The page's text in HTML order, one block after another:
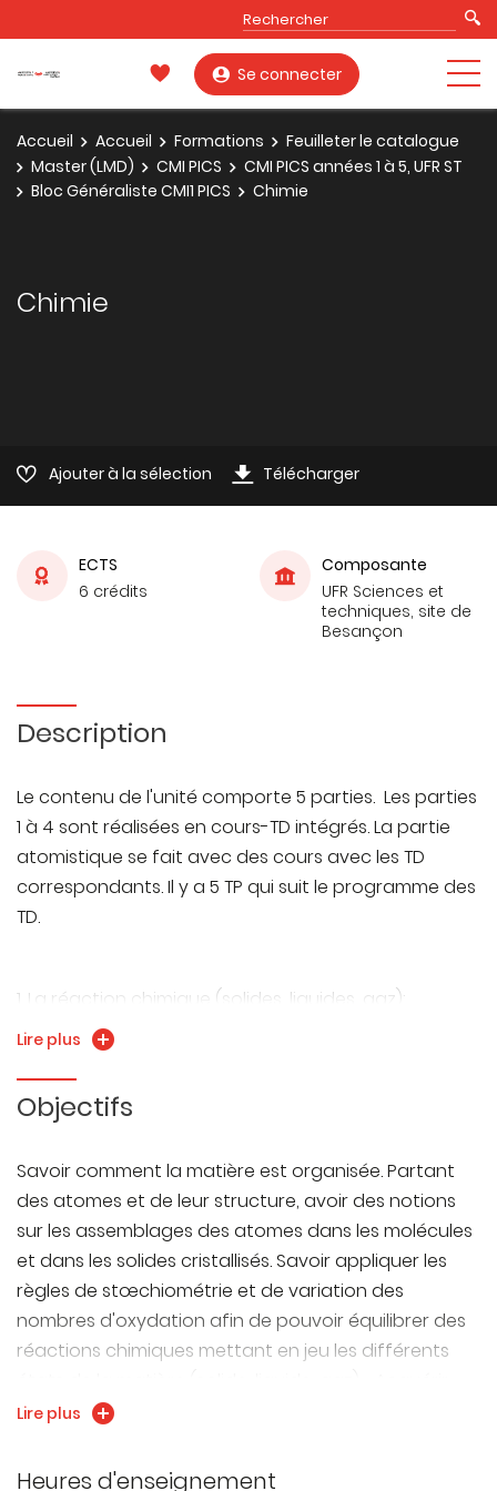
Se connecter
Accueil Accueil Formations
Feuilleter le catalogue
Master (LMD)
CMI PICS
CMI PICS années 1 à 5, UFR ST
Bloc Généraliste CMI1 PICS
Chimie
Chimie
Ajouter à la sélection Télécharger
ECTS
6 crédits
Composante
UFR Sciences et
techniques, site de
Besançon
Description
Le contenu de l'unité comporte 5 parties. Les parties
1 à 4 sont réalisées en cours-TD intégrés. La partie
atomistique se fait avec des cours avec les TD
correspondants. Il y a 5 TP qui suit le programme des
TD.
1. La réaction chimique (solides, liquides, gaz):
2. Une réaction particulière : l'oxydo-réduction
3. Cinétique - Vitesse de réaction
4. Cristallographie (cfc, cc, hc) : Structure des solides
cristallisés
d'hydrogène, configuration électronique des
éléments, compréhension du classement
périodique, électronégativité).
Lire plus
Objectifs
Savoir comment la matière est organisée. Partant
des atomes et de leur structure, avoir des notions
sur les assemblages des atomes dans les molécules
et dans les solides cristallisés. Savoir appliquer les
règles de stœchiométrie et de variation des
nombres d'oxydation afin de pouvoir équilibrer des
réactions chimiques mettant en jeu les différents
des méthodes de travail, de l'autonomie en lien
Lire plus
Heures d'enseignement